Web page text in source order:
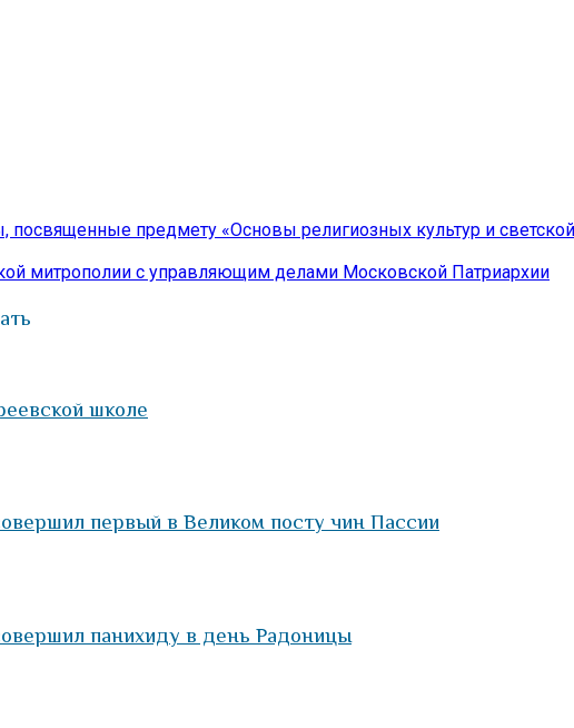
предмету «Основы религиозных культур и светской
митрополии с управляющим делами Московской Патриархии
школе
первый в Великом посту чин Пассии
панихиду в день Радоницы